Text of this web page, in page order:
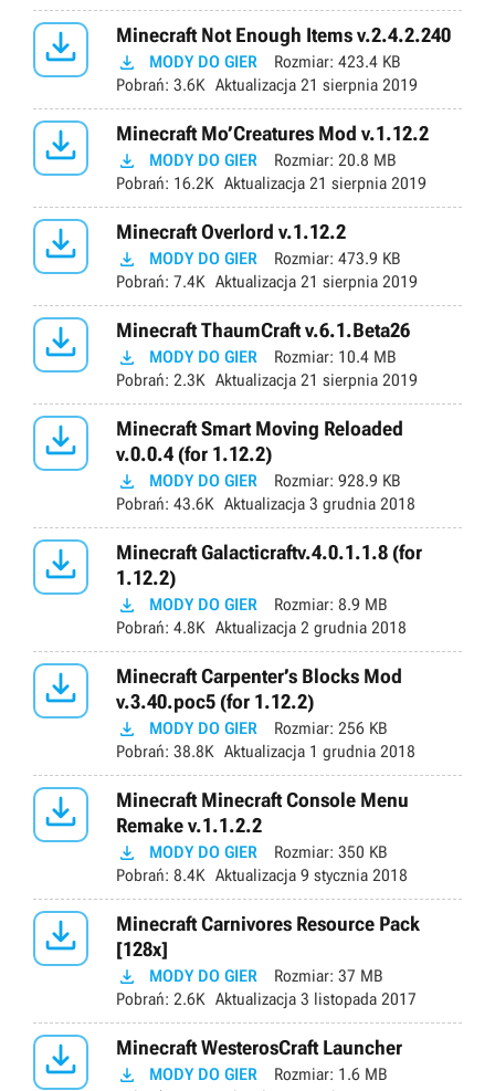
 Minecraft Not Enough Items v.2.4.2.240
 MODY DO GIER Rozmiar: 423.4 KB
Pobrań: 3.6K Aktualizacja 21 sierpnia 2019
 Minecraft Mo’Creatures Mod v.1.12.2
 MODY DO GIER Rozmiar: 20.8 MB
Pobrań: 16.2K Aktualizacja 21 sierpnia 2019
 Minecraft Overlord v.1.12.2
 MODY DO GIER Rozmiar: 473.9 KB
Pobrań: 7.4K Aktualizacja 21 sierpnia 2019
 Minecraft ThaumCraft v.6.1.Beta26
 MODY DO GIER Rozmiar: 10.4 MB
Pobrań: 2.3K Aktualizacja 21 sierpnia 2019

Minecraft Smart Moving Reloaded
v.0.0.4 (for 1.12.2)
 MODY DO GIER Rozmiar: 928.9 KB
Pobrań: 43.6K Aktualizacja 3 grudnia 2018

Minecraft Galacticraftv.4.0.1.1.8 (for
1.12.2)
 MODY DO GIER Rozmiar: 8.9 MB
Pobrań: 4.8K Aktualizacja 2 grudnia 2018

Minecraft Carpenter’s Blocks Mod
v.3.40.poc5 (for 1.12.2)
 MODY DO GIER Rozmiar: 256 KB
Pobrań: 38.8K Aktualizacja 1 grudnia 2018

Minecraft Minecraft Console Menu
Remake v.1.1.2.2
 MODY DO GIER Rozmiar: 350 KB
Pobrań: 8.4K Aktualizacja 9 stycznia 2018

Minecraft Carnivores Resource Pack
[128x]
 MODY DO GIER Rozmiar: 37 MB
Pobrań: 2.6K Aktualizacja 3 listopada 2017
 Minecraft WesterosCraft Launcher
 MODY DO GIER Rozmiar: 1.6 MB